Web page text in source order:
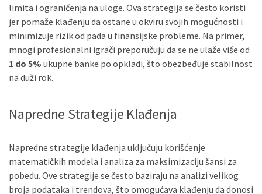
limita i ograničenja na uloge. Ova strategija se često koristi
jer pomaže klađenju da ostane u okviru svojih mogućnosti i
minimizuje rizik od pada u finansijske probleme. Na primer,
mnogi profesionalni igrači preporučuju da se ne ulaže više od
1 do 5% ukupne banke po opkladi, što obezbeđuje stabilnost
na duži rok.
Napredne Strategije Klađenja
Napredne strategije klađenja uključuju korišćenje
matematičkih modela i analiza za maksimizaciju šansi za
pobedu. Ove strategije se često baziraju na analizi velikog
broja podataka i trendova, što omogućava klađenju da donosi